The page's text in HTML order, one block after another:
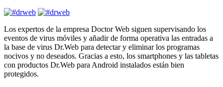
Los expertos de la empresa Doctor Web siguen supervisando los
eventos de virus móviles y añadir de forma operativa las entradas a
la base de virus Dr.Web para detectar y eliminar los programas
nocivos y no deseados. Gracias a esto, los smartphones y las tabletas
con productos Dr.Web para Android instalados están bien
protegidos.